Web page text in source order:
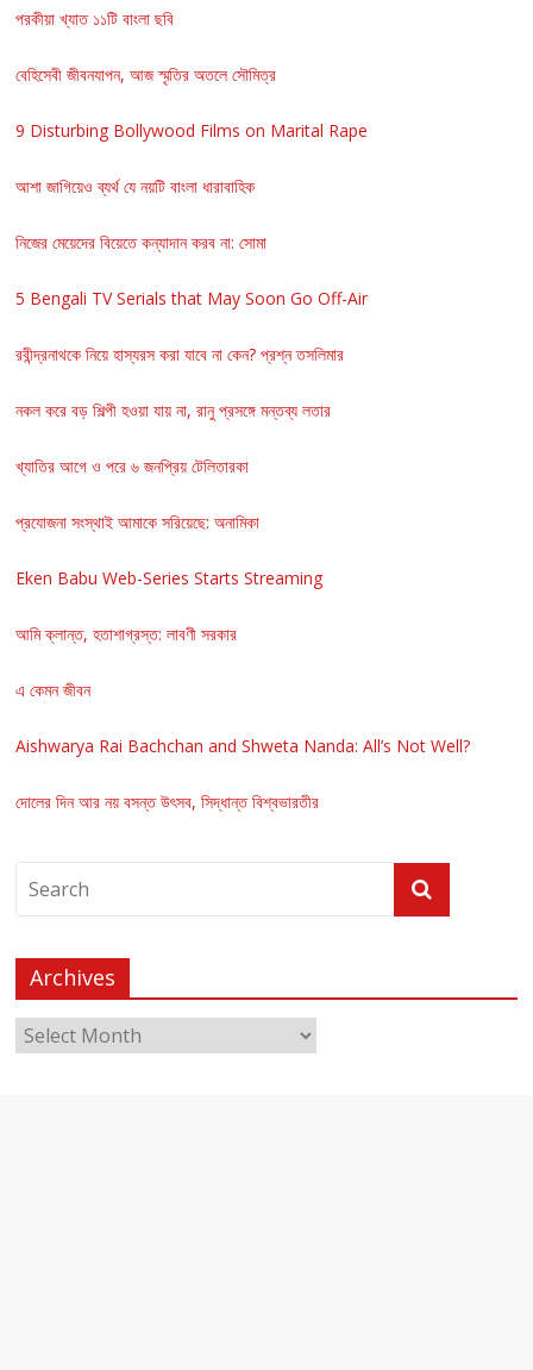
পরকীয়া খ্যাত ১১টি বাংলা ছবি
বেহিসেবী জীবনযাপন, আজ স্মৃতির অতলে সৌমিত্র
9 Disturbing Bollywood Films on Marital Rape
আশা জাগিয়েও ব্যর্থ যে নয়টি বাংলা ধারাবাহিক
নিজের মেয়েদের বিয়েতে কন্যাদান করব না: সোমা
5 Bengali TV Serials that May Soon Go Off-Air
রবীন্দ্রনাথকে নিয়ে হাস্যরস করা যাবে না কেন? প্রশ্ন তসলিমার
নকল করে বড় শিল্পী হওয়া যায় না, রানু প্রসঙ্গে মন্তব্য লতার
খ্যাতির আগে ও পরে ৬ জনপ্রিয় টেলিতারকা
প্রযোজনা সংস্থাই আমাকে সরিয়েছে: অনামিকা
Eken Babu Web-Series Starts Streaming
আমি ক্লান্ত, হতাশাগ্রস্ত: লাবণী সরকার
এ কেমন জীবন
Aishwarya Rai Bachchan and Shweta Nanda: All’s Not Well?
দোলের দিন আর নয় বসন্ত উৎসব, সিদ্ধান্ত বিশ্বভারতীর
Archives